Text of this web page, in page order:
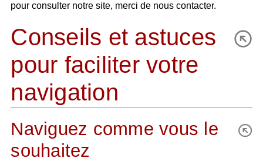
pour consulter notre site, merci de nous contacter.
Conseils et astuces
pour faciliter votre
navigation
Naviguez comme vous le
souhaitez